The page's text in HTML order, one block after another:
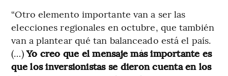
“Otro elemento importante van a ser las
elecciones regionales en octubre, que también
van a plantear qué tan balanceado está el país.
(…)Yo creo que el mensaje más importante es
que los inversionistas se dieron cuenta en los